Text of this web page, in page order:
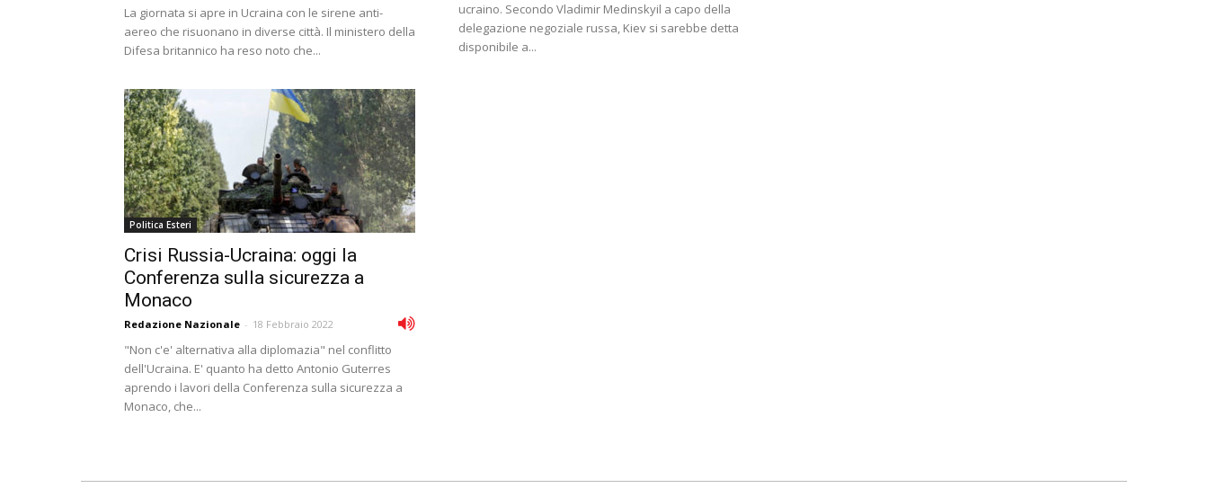
La giornata si apre in Ucraina con le sirene anti-
aereo che risuonano in diverse città. Il ministero della
Difesa britannico ha reso noto che...
ucraino. Secondo Vladimir Medinskyil a capo della
delegazione negoziale russa, Kiev si sarebbe detta
disponibile a...
Politica Esteri
Crisi Russia-Ucraina: oggi la
Conferenza sulla sicurezza a
Monaco
Redazione Nazionale - 18 Febbraio 2022
"Non c'e' alternativa alla diplomazia" nel conflitto
dell'Ucraina. E' quanto ha detto Antonio Guterres
aprendo i lavori della Conferenza sulla sicurezza a
Monaco, che...